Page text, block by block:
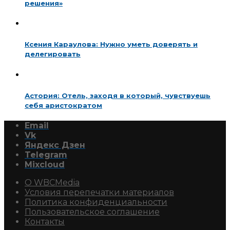
решения»
Ксения Караулова: Нужно уметь доверять и
делегировать
Астория: Отель, заходя в который, чувствуешь
себя аристократом
Email
Vk
Яндекс Дзен
Telegram
Mixcloud
О WBCMedia
Условия перепечатки материалов
Политика конфиденциальности
Пользовательское соглашение
Контакты